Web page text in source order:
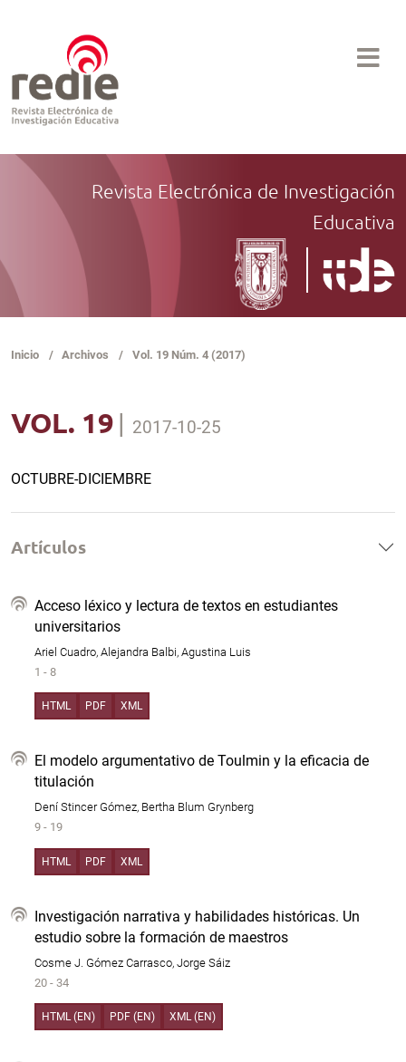
Revista Electrónica de Investigación
Educativa
Inicio / Archivos / Vol. 19 Núm. 4 (2017)
VOL. 19 | 2017-10-25
OCTUBRE-DICIEMBRE
Artículos
Acceso léxico y lectura de textos en estudiantes
universitarios
Ariel Cuadro, Alejandra Balbi, Agustina Luis
1 - 8
HTML PDF XML
El modelo argumentativo de Toulmin y la eficacia de
titulación
Dení Stincer Gómez, Bertha Blum Grynberg
9 - 19
HTML PDF XML
Investigación narrativa y habilidades históricas. Un
estudio sobre la formación de maestros
Cosme J. Gómez Carrasco, Jorge Sáiz
20 - 34
HTML (EN) PDF (EN) XML (EN)